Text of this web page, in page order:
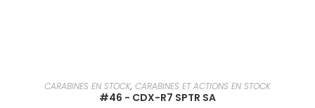
EN SAVOIR PLUS
CARABINES EN STOCK, CARABINES ET ACTIONS EN STOCK
#46 - CDX-R7 SPTR SA